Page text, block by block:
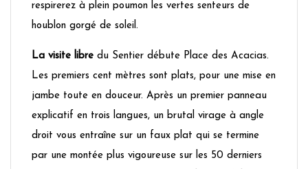
respirerez à plein poumon les vertes senteurs de
houblon gorgé de soleil.
La visite libre du Sentier débute Place des Acacias.
Les premiers cent mètres sont plats, pour une mise en
jambe toute en douceur. Après un premier panneau
explicatif en trois langues, un brutal virage à angle
droit vous entraîne sur un faux plat qui se termine
par une montée plus vigoureuse sur les 50 derniers